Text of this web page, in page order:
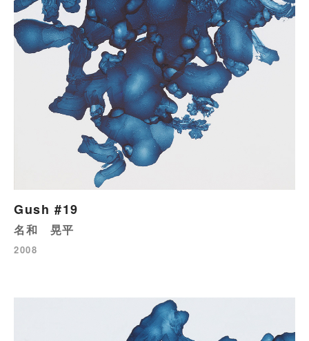
Gush #19
名和 晃平
2008